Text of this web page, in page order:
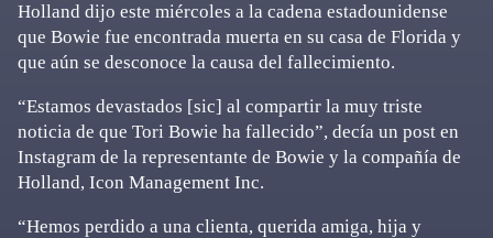
Holland dijo este miércoles a la cadena estadounidense
que Bowie fue encontrada muerta en su casa de Florida y
que aún se desconoce la causa del fallecimiento.
“Estamos devastados [sic] al compartir la muy triste
noticia de que Tori Bowie ha fallecido”, decía un post en
Instagram de la representante de Bowie y la compañía de
Holland, Icon Management Inc.
“Hemos perdido a una clienta, querida amiga, hija y